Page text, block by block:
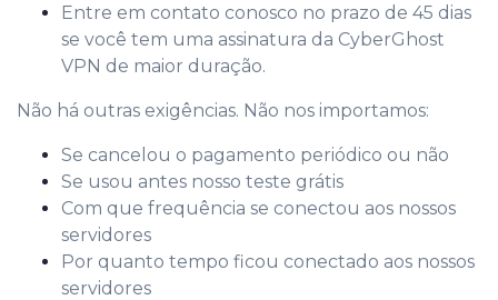
Entre em contato conosco no prazo de 45 dias
se você tem uma assinatura da CyberGhost
VPN de maior duração.
Não há outras exigências. Não nos importamos:
Se cancelou o pagamento periódico ou não
Se usou antes nosso teste grátis
Com que frequência se conectou aos nossos
servidores
Por quanto tempo ficou conectado aos nossos
servidores